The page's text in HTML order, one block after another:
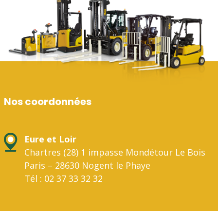
Nos coordonnées
Eure et Loir
Chartres (28) 1 impasse Mondétour Le Bois
Paris – 28630 Nogent le Phaye
Tél : 02 37 33 32 32